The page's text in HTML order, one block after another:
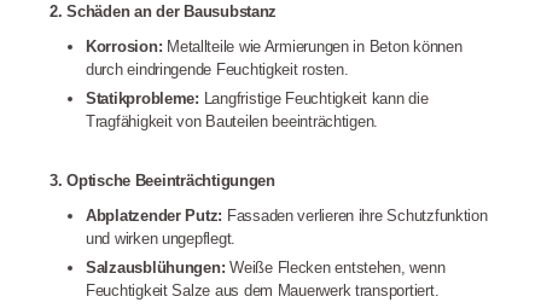
2. Schäden an der Bausubstanz
Korrosion: Metallteile wie Armierungen in Beton können
durch eindringende Feuchtigkeit rosten.
Statikprobleme: Langfristige Feuchtigkeit kann die
Tragfähigkeit von Bauteilen beeinträchtigen.
3. Optische Beeinträchtigungen
Abplatzender Putz: Fassaden verlieren ihre Schutzfunktion
und wirken ungepflegt.
Salzausblühungen: Weiße Flecken entstehen, wenn
Feuchtigkeit Salze aus dem Mauerwerk transportiert.